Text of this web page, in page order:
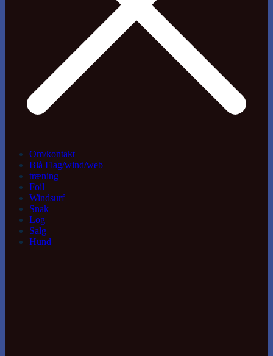
Om/kontakt
Blå Flag/wind/web
træning
Foil
Windsurf
Snak
Log
Salg
Hund